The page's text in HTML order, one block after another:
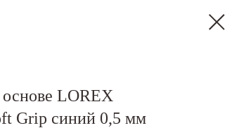
LOREX
Grip синий 0,5 мм